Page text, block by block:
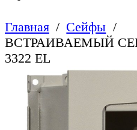
Главная
Сейфы
ВСТРАИВАЕМЫЙ
3322 EL